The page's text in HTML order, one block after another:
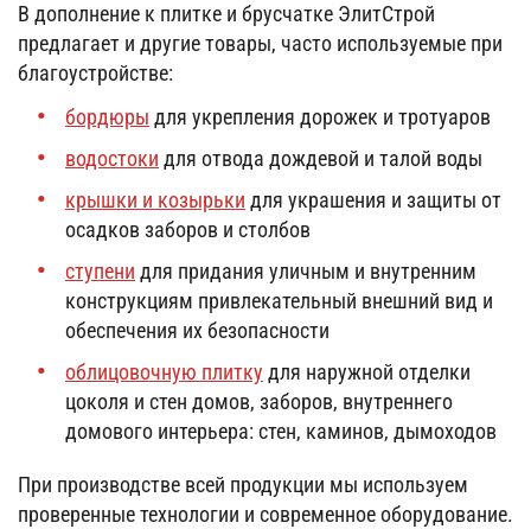
В дополнение к плитке и брусчатке ЭлитСтрой
предлагает и другие товары, часто используемые при
благоустройстве:
бордюры для укрепления дорожек и тротуаров
водостоки для отвода дождевой и талой воды
крышки и козырьки для украшения и защиты от
осадков заборов и столбов
ступени для придания уличным и внутренним
конструкциям привлекательный внешний вид и
обеспечения их безопасности
облицовочную плитку для наружной отделки
цоколя и стен домов, заборов, внутреннего
домового интерьера: стен, каминов, дымоходов
При производстве всей продукции мы используем
проверенные технологии и современное оборудование.